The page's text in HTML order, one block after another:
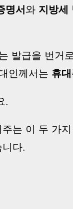
명서와 지방세
발급을 번거
인께서는 휴
.
는 이 두 가
다.